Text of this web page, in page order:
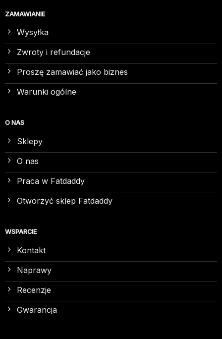
ZAMAWIANIE
Wysyłka
Zwroty i refundacje
Proszę zamawiać jako biznes
Warunki ogólne
O NAS
Sklepy
O nas
Praca w Fatdaddy
Otworzyć sklep Fatdaddy
WSPARCIE
Kontakt
Naprawy
Recenzje
Gwarancja